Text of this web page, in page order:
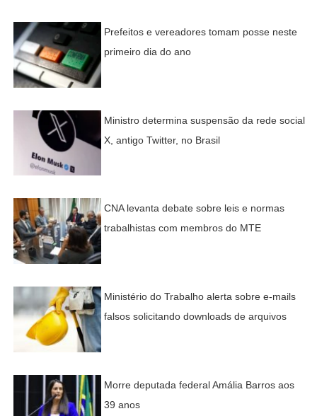
Prefeitos e vereadores tomam posse neste
primeiro dia do ano
Ministro determina suspensão da rede social
X, antigo Twitter, no Brasil
CNA levanta debate sobre leis e normas
trabalhistas com membros do MTE
Ministério do Trabalho alerta sobre e-mails
falsos solicitando downloads de arquivos
Morre deputada federal Amália Barros aos
39 anos